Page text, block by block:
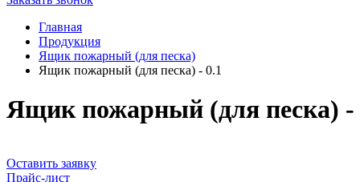
Главная
Продукция
Ящик пожарный (для песка)
Ящик пожарный (для песка) - 0.1
Ящик пожарный (для песка) -
Оставить заявку
Прайс-лист